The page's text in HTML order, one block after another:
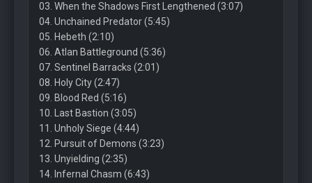
03. When the Shadows First Lengthened (3:07)
04. Unchained Predator (5:45)
05. Hebeth (2:10)
06. Atlan Battleground (5:36)
07. Sentinel Barracks (2:01)
08. Holy City (2:47)
09. Blood Red (5:16)
10. Last Bastion (3:05)
11. Unholy Siege (4:44)
12. Pursuit of Demons (3:23)
13. Unyielding (2:35)
14. Infernal Chasm (6:43)